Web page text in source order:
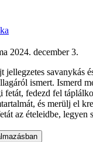
2024. december 3.
jellegzetes savanykás
ismert. Ismerd
fetát, fedezd fel
és merülj el
az ételeidbe, legyen